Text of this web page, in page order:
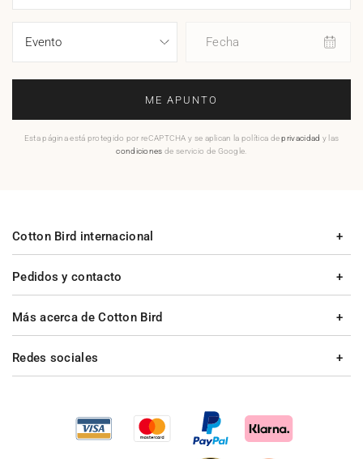
Fecha
ME APUNTO
Esta página está protegido por reCAPTCHA y se aplican la política deprivacidad y las
condiciones de servicio de Google.
Pedidos y contacto
Más acerca de Cotton Bird
Cotton Bird internacional
Redes sociales